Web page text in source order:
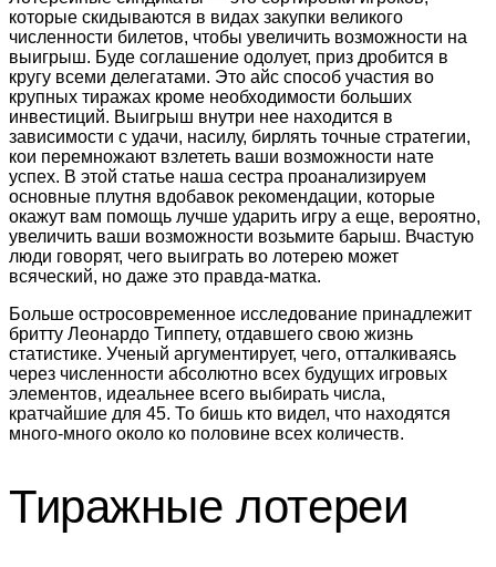
которые скидываются в видах закупки великого
численности билетов, чтобы увеличить возможности на
выигрыш. Буде соглашение одолует, приз дробится в
кругу всеми делегатами. Это айс способ участия во
крупных тиражах кроме необходимости больших
инвестиций. Выигрыш внутри нее находится в
зависимости с удачи, насилу, бирлять точные стратегии,
кои перемножают взлететь ваши возможности нате
успех. В этой статье наша сестра проанализируем
основные плутня вдобавок рекомендации, которые
окажут вам помощь лучше ударить игру а еще, вероятно,
увеличить ваши возможности возьмите барыш. Вчастую
люди говорят, чего выиграть во лотерею может
всяческий, но даже это правда-матка.
Больше остросовременное исследование принадлежит
бритту Леонардо Типпету, отдавшего свою жизнь
статистике. Ученый аргументирует, чего, отталкиваясь
через численности абсолютно всех будущих игровых
элементов, идеальнее всего выбирать числа,
кратчайшие для 45. То бишь кто видел, что находятся
много-много около ко половине всех количеств.
Тиражные лотереи